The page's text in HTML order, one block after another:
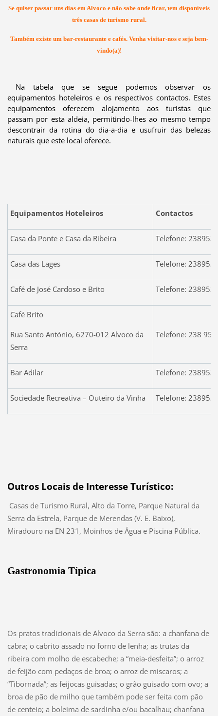
Se quiser passar uns dias em Alvoco e não sabe onde ficar, tem disponíveis
três casas de turismo rural.
Também existe um bar-restaurante e cafés. Venha visitar-nos e seja bem-
vindo(a)!
Na tabela que se segue podemos observar os
equipamentos hoteleiros e os respectivos contactos. Estes
equipamentos oferecem alojamento aos turistas que
passam por esta aldeia, permitindo-lhes ao mesmo tempo
descontrair da rotina do dia-a-dia e usufruir das belezas
naturais que este local oferece.
Equipamentos Hoteleiros Contactos
Casa da Ponte e Casa da Ribeira Telefone:
Casa das Lages Telefone:
Café de José Cardoso e Brito Telefone:
Café Brito
Rua Santo António, 6270-012 Alvoco da
Serra
Telefone: 238
Bar Adilar Telefone:
Sociedade Recreativa – Outeiro da Vinha Telefone:
Outros Locais de Interesse Turístico:
Casas de Turismo Rural, Alto da Torre, Parque Natural da
Serra da Estrela, Parque de Merendas (V. E. Baixo),
Miradouro na EN 231, Moinhos de Água e Piscina Pública.
Gastronomia Típica
Os pratos tradicionais de Alvoco da Serra são: a chanfana de
cabra; o cabrito assado no forno de lenha; as trutas da
ribeira com molho de escabeche; a “meia-desfeita”; o arroz
de feijão com pedaços de broa; o arroz de míscaros; a
“Tibornada”; as feijocas guisadas; o grão guisado com ovo; a
broa de pão de milho que também pode ser feita com pão
de centeio; a boleima de sardinha e/ou bacalhau; chanfana